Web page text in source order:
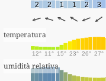
2 2 1 1 2 3
temperatura
12° 11° 15° 23° 26° 27°
umidità relativa